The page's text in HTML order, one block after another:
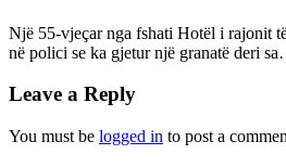
Një 55-vjeçar nga fshati Hotël i rajonit
në polici se ka gjetur një granatë deri
Leave a Reply
You must be logged in to post a